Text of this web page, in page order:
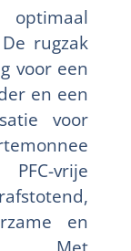
rugzak
voor een
en een
voor
vrije
en